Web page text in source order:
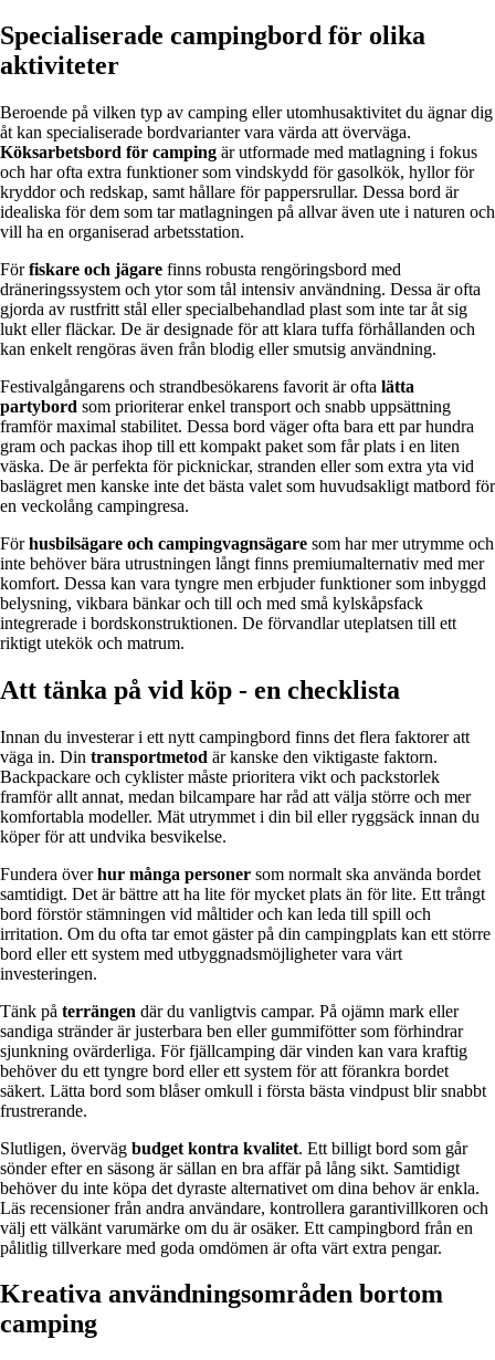
Specialiserade campingbord för olika
aktiviteter
Beroende på vilken typ av camping eller utomhusaktivitet du ägnar dig
åt kan specialiserade bordvarianter vara värda att överväga.
Köksarbetsbord för camping är utformade med matlagning i fokus
och har ofta extra funktioner som vindskydd för gasolkök, hyllor för
kryddor och redskap, samt hållare för pappersrullar. Dessa bord är
idealiska för dem som tar matlagningen på allvar även ute i naturen och
vill ha en organiserad arbetsstation.
Förfiskare och jägare finns robusta rengöringsbord med
dräneringssystem och ytor som tål intensiv användning. Dessa är ofta
gjorda av rustfritt stål eller specialbehandlad plast som inte tar åt sig
lukt eller fläckar. De är designade för att klara tuffa förhållanden och
kan enkelt rengöras även från blodig eller smutsig användning.
Festivalgångarens och strandbesökarens favorit är ofta lätta
partybord som prioriterar enkel transport och snabb uppsättning
framför maximal stabilitet. Dessa bord väger ofta bara ett par hundra
gram och packas ihop till ett kompakt paket som får plats i en liten
väska. De är perfekta för picknickar, stranden eller som extra yta vid
baslägret men kanske inte det bästa valet som huvudsakligt matbord för
en veckolång campingresa.
Förhusbilsägare och campingvagnsägare som har mer utrymme och
inte behöver bära utrustningen långt finns premiumalternativ med mer
komfort. Dessa kan vara tyngre men erbjuder funktioner som inbyggd
belysning, vikbara bänkar och till och med små kylskåpsfack
integrerade i bordskonstruktionen. De förvandlar uteplatsen till ett
riktigt utekök och matrum.
Att tänka på vid köp - en checklista
Innan du investerar i ett nytt campingbord finns det flera faktorer att
väga in. Din transportmetod är kanske den viktigaste faktorn.
Backpackare och cyklister måste prioritera vikt och packstorlek
framför allt annat, medan bilcampare har råd att välja större och mer
komfortabla modeller. Mät utrymmet i din bil eller ryggsäck innan du
köper för att undvika besvikelse.
Fundera överhur många personer som normalt ska använda bordet
samtidigt. Det är bättre att ha lite för mycket plats än för lite. Ett trångt
bord förstör stämningen vid måltider och kan leda till spill och
irritation. Om du ofta tar emot gäster på din campingplats kan ett större
bord eller ett system med utbyggnadsmöjligheter vara värt
investeringen.
Tänk på terrängen där du vanligtvis campar. På ojämn mark eller
sandiga stränder är justerbara ben eller gummifötter som förhindrar
sjunkning ovärderliga. För fjällcamping där vinden kan vara kraftig
behöver du ett tyngre bord eller ett system för att förankra bordet
säkert. Lätta bord som blåser omkull i första bästa vindpust blir snabbt
frustrerande.
Slutligen, överväg budget kontra kvalitet. Ett billigt bord som går
sönder efter en säsong är sällan en bra affär på lång sikt. Samtidigt
behöver du inte köpa det dyraste alternativet om dina behov är enkla.
Läs recensioner från andra användare, kontrollera garantivillkoren och
välj ett välkänt varumärke om du är osäker. Ett campingbord från en
pålitlig tillverkare med goda omdömen är ofta värt extra pengar.
Kreativa användningsområden bortom
camping